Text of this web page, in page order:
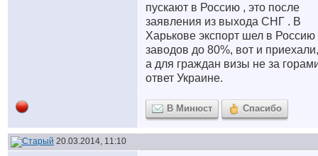
пускают в Россию , это после
заявления из выхода СНГ . В
Харькове экспорт шел в Россию
заводов до 80%, вот и
а для граждан визы не за
ответ Украине.
В Минюст Спасибо
20.03.2014, 11:10